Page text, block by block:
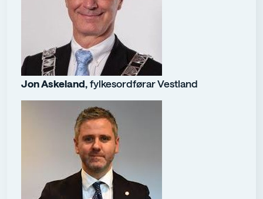
Jon Askeland, fylkesordførar Vestland